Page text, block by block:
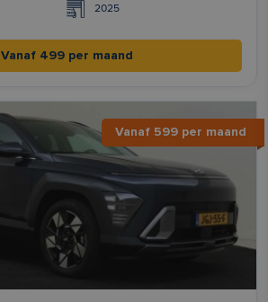
2025
Vanaf 499 per maand
Vanaf 599 per maand